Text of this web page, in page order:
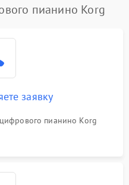
пианино Korg
заявку
пианино Korg